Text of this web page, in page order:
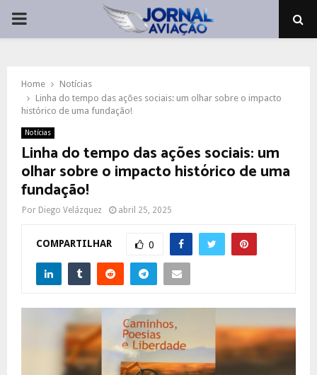
PRIMARY
Home
Notícias
Linha do tempo das ações sociais: um olhar sobre o impacto
histórico de uma fundação!
Notícias
Linha do tempo das ações sociais: um
olhar sobre o impacto histórico de uma
fundação!
Por Diego Velázquez abril 25, 2025
COMPARTILHAR 0